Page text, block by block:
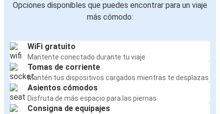
Opciones disponibles que puedes encontrar para un viaje
más cómodo:
WiFi gratuito
Mantente conectado durante tu viaje
Tomas de corriente
Mantén tus dispositivos cargados mientras te desplazas
Asientos cómodos
Disfruta de más espacio para las piernas
Consigna de equipajes